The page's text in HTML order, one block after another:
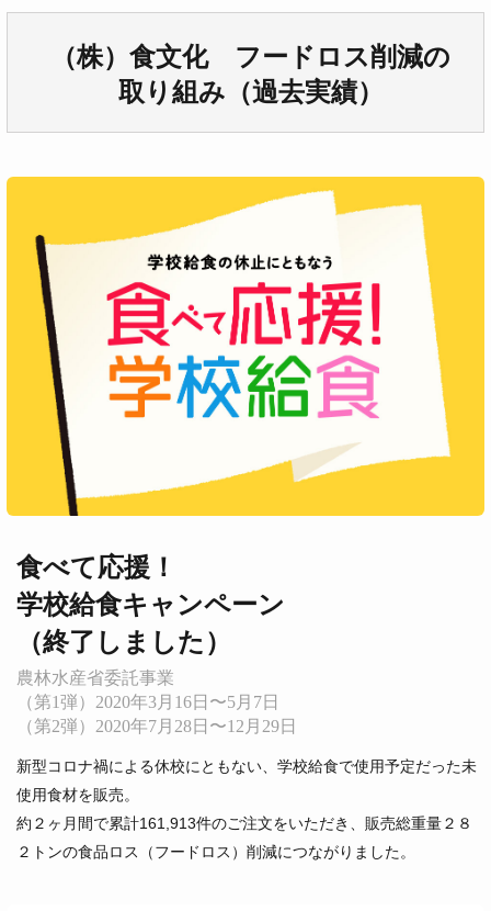
（株）食文化 フードロス削減の
取り組み（過去実績）
食べて応援！
学校給食キャンペーン
（終了しました）
農林水産省委託事業
（第1弾）2020年3月16日〜5月7日
（第2弾）2020年7月28日〜12月29日
新型コロナ禍による休校にともない、学校給食で使用予定だった未
使用食材を販売。
約２ヶ月間で累計161,913件のご注文をいただき、販売総重量２８
２トンの食品ロス（フードロス）削減につながりました。